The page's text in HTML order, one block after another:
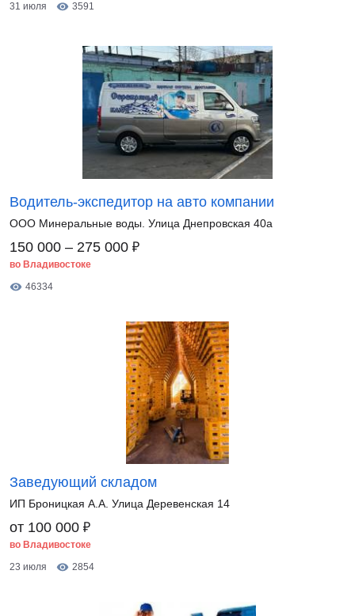
31 июля
3591
Водитель-экспедитор на авто компании
ООО Минеральные воды. Улица Днепровская 40а
150 000 – 275 000 ₽
во Владивостоке
46334
Заведующий складом
ИП Броницкая А.А. Улица Деревенская 14
от 100 000 ₽
во Владивостоке
23 июля
2854